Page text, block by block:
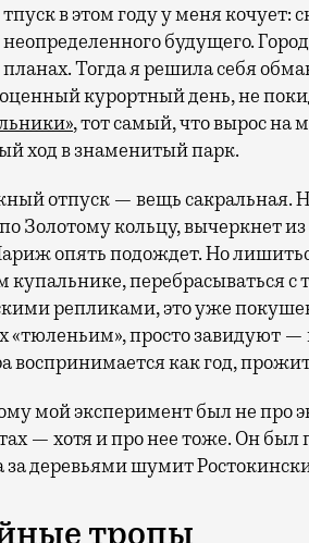
неопределенного будущего.
планах. Тогда я решила себя
курортный день, не
, тот самый, что вырос на
ход в знаменитый парк.
отпуск — вещь сакральная.
Золотому кольцу, вычеркнет
опять подождет. Но
купальнике, перебрасываться
репликами, это уже
«тюленьим», просто завидуют —
воспринимается как год,
мой эксперимент был не про
— хотя и про нее тоже. Он был
за деревьями шумит
тропы